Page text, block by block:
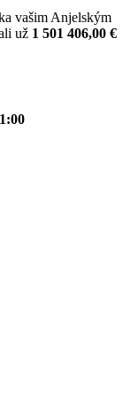
vašim Anjelským
už 1 501 406,00 €